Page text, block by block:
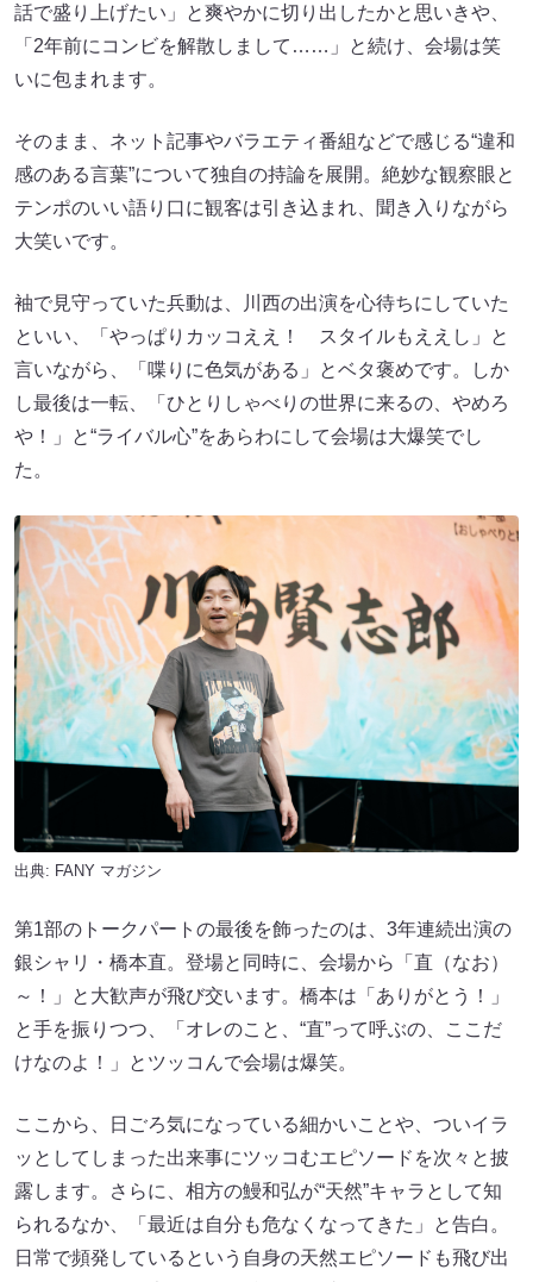
話で盛り上げたい」と爽やかに切り出したかと思いきや、
「2年前にコンビを解散しまして……」と続け、会場は笑
いに包まれます。
そのまま、ネット記事やバラエティ番組などで感じる“違和
感のある言葉”について独自の持論を展開。絶妙な観察眼と
テンポのいい語り口に観客は引き込まれ、聞き入りながら
大笑いです。
袖で見守っていた兵動は、川西の出演を心待ちにしていた
といい、「やっぱりカッコええ！ スタイルもええし」と
言いながら、「喋りに色気がある」とベタ褒めです。しか
し最後は一転、「ひとりしゃべりの世界に来るの、やめろ
や！」と“ライバル心”をあらわにして会場は大爆笑でし
た。
出典: FANY マガジン
第1部のトークパートの最後を飾ったのは、3年連続出演の
銀シャリ・橋本直。登場と同時に、会場から「直（なお）
～！」と大歓声が飛び交います。橋本は「ありがとう！」
と手を振りつつ、「オレのこと、“直”って呼ぶの、ここだ
けなのよ！」とツッコんで会場は爆笑。
ここから、日ごろ気になっている細かいことや、ついイラ
ッとしてしまった出来事にツッコむエピソードを次々と披
露します。さらに、相方の鰻和弘が“天然”キャラとして知
られるなか、「最近は自分も危なくなってきた」と告白。
日常で頻発しているという自身の天然エピソードも飛び出